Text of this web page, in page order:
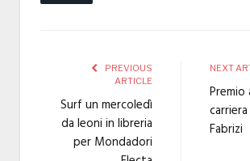
PREVIOUS
ARTICLE
Surf un mercoledì
da leoni in libreria
per Mondadori
NEXT
Premio
Fabrizi